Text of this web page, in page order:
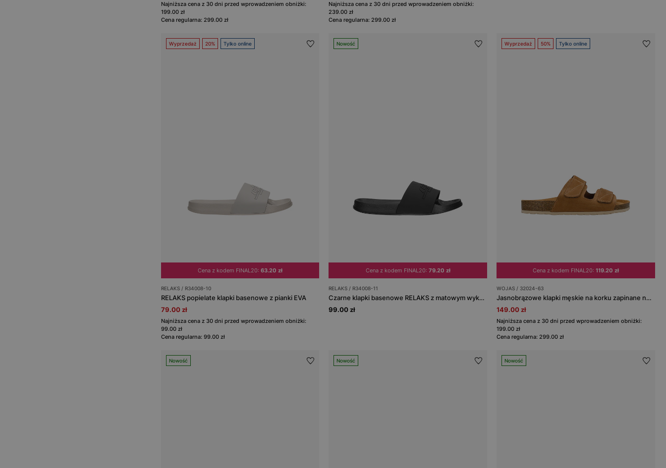
Najniższa cena z 30 dni przed wprowadzeniem obniżki:
199.00 zł
Cena regularna: 299.00 zł
Najniższa cena z 30 dni przed wprowadzeniem obniżki:
239.00 zł
Cena regularna: 299.00 zł
Wyprzedaż 20% Tylko online
Cena z kodem FINAL20: 63.20 zł
RELAKS / R34008-10
RELAKS popielate klapki basenowe z pianki EVA
79.00 zł
Najniższa cena z 30 dni przed wprowadzeniem obniżki:
99.00 zł
Cena regularna: 99.00 zł
Nowość
Cena z kodem FINAL20: 79.20 zł
RELAKS / R34008-11
Czarne klapki basenowe RELAKS z matowym wykończeniem
99.00 zł
Wyprzedaż 50% Tylko online
Cena z kodem FINAL20:119.20 zł
WOJAS / 32024-63
Jasnobrązowe klapki męskie na korku zapinane na rzepy
149.00 zł
Najniższa cena z 30 dni przed wprowadzeniem obniżki:
199.00 zł
Cena regularna: 299.00 zł
Nowość Nowość Nowość